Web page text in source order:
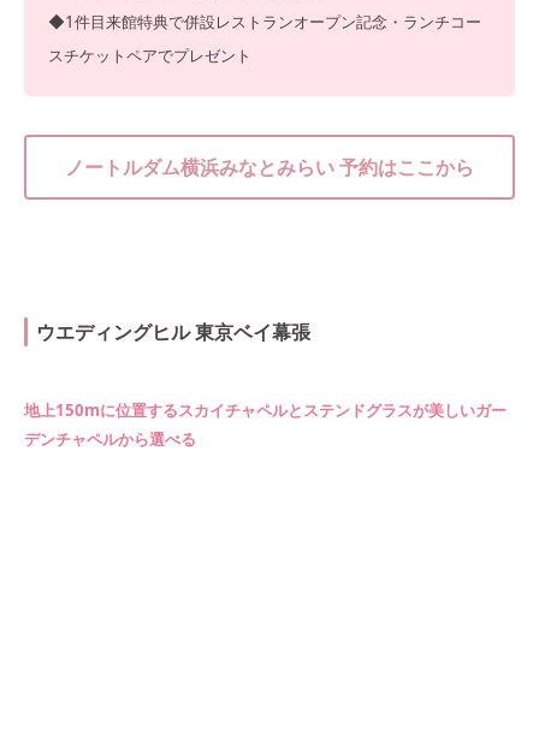
◆1件目来館特典で併設レストランオープン記念・ランチコー
スチケットペアでプレゼント
ノートルダム横浜みなとみらい 予約はここから
ウエディングヒル 東京ベイ幕張
地上150mに位置するスカイチャペルとステンドグラスが美しいガー
デンチャペルから選べる